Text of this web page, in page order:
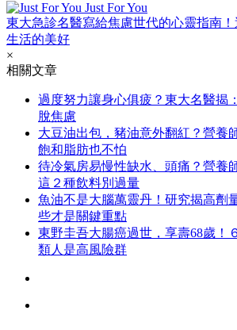
Just For You
東大急診名醫寫給焦慮世代的心靈指南
生活的美好
×
相關文章
過度努力讓身心俱疲？東大名醫揭
脫焦慮
大豆油出包，豬油意外翻紅？營養
飽和脂肪也不怕
待冷氣房易慢性缺水、頭痛？營養
這２種飲料別過量
魚油不是大腦萬靈丹！研究揭高劑
些才是關鍵重點
東野圭吾大腸癌過世，享壽68歲！
類人是高風險群